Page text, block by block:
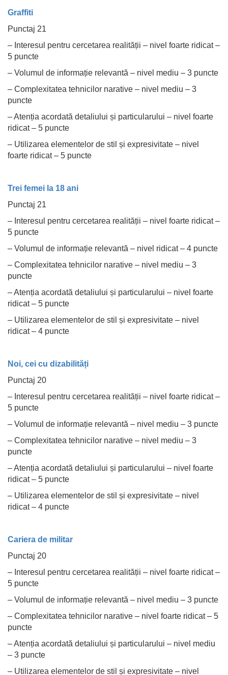
Graffiti
Punctaj 21
– Interesul pentru cercetarea realității – nivel foarte ridicat –
5 puncte
– Volumul de informație relevantă – nivel mediu – 3 puncte
– Complexitatea tehnicilor narative – nivel mediu – 3
puncte
– Atenția acordată detaliului și particularului – nivel foarte
ridicat – 5 puncte
– Utilizarea elementelor de stil și expresivitate – nivel
foarte ridicat – 5 puncte
Trei femei la 18 ani
Punctaj 21
– Interesul pentru cercetarea realității – nivel foarte ridicat –
5 puncte
– Volumul de informație relevantă – nivel ridicat – 4 puncte
– Complexitatea tehnicilor narative – nivel mediu – 3
puncte
– Atenția acordată detaliului și particularului – nivel foarte
ridicat – 5 puncte
– Utilizarea elementelor de stil și expresivitate – nivel
ridicat – 4 puncte
Noi, cei cu dizabilități
Punctaj 20
– Interesul pentru cercetarea realității – nivel foarte ridicat –
5 puncte
– Volumul de informație relevantă – nivel mediu – 3 puncte
– Complexitatea tehnicilor narative – nivel mediu – 3
puncte
– Atenția acordată detaliului și particularului – nivel foarte
ridicat – 5 puncte
– Utilizarea elementelor de stil și expresivitate – nivel
ridicat – 4 puncte
Cariera de militar
Punctaj 20
– Interesul pentru cercetarea realității – nivel foarte ridicat –
5 puncte
– Volumul de informație relevantă – nivel mediu – 3 puncte
– Complexitatea tehnicilor narative – nivel foarte ridicat – 5
puncte
– Atenția acordată detaliului și particularului – nivel mediu
– 3 puncte
– Utilizarea elementelor de stil și expresivitate – nivel